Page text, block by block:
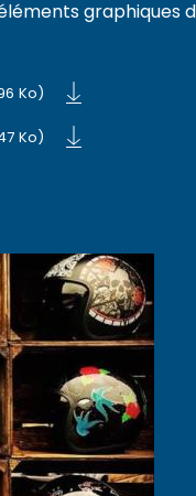
graphiques
Ko)
Ko)